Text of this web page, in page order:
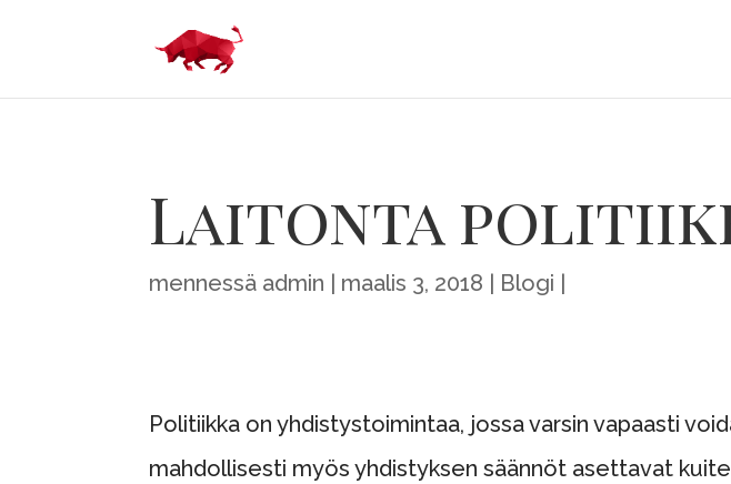
Laitonta
mennessä admin maalis 3, 2018 Blogi
Politiikka on yhdistystoimintaa, jossa varsin vapaasti
mahdollisesti myös yhdistyksen säännöt asettavat